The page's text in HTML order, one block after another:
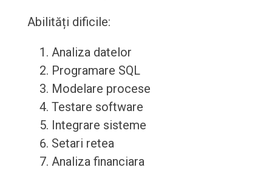
Abilități dificile:
Analiza datelor
Programare SQL
Modelare procese
Testare software
Integrare sisteme
Setari retea
Analiza financiara